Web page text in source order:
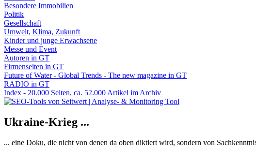
Besondere Immobilien
Politik
Gesellschaft
Umwelt, Klima, Zukunft
Kinder und junge Erwachsene
Messe und Event
Autoren in GT
Firmenseiten in GT
Future of Water - Global Trends - The new magazine in GT
RADIO in GT
Index - 20.000 Seiten, ca. 52.000 Artikel im Archiv
Ukraine-Krieg ...
... eine Doku, die nicht von denen da oben diktiert wird, sondern von